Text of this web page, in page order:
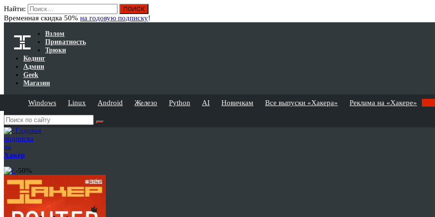
Найти:
Временная скидка 50% на годовую подписку!
Взлом
Приватность
Трюки
Кодинг
Админ
Geek
Магазин
Windows Linux Android Железо Python AI Новичкам Все выпуски «Хакера» Реклама на «Хакере»
Годовая
подписка
на
Хакер
-50%